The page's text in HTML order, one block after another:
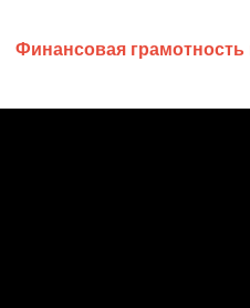
Финансовая грамотность